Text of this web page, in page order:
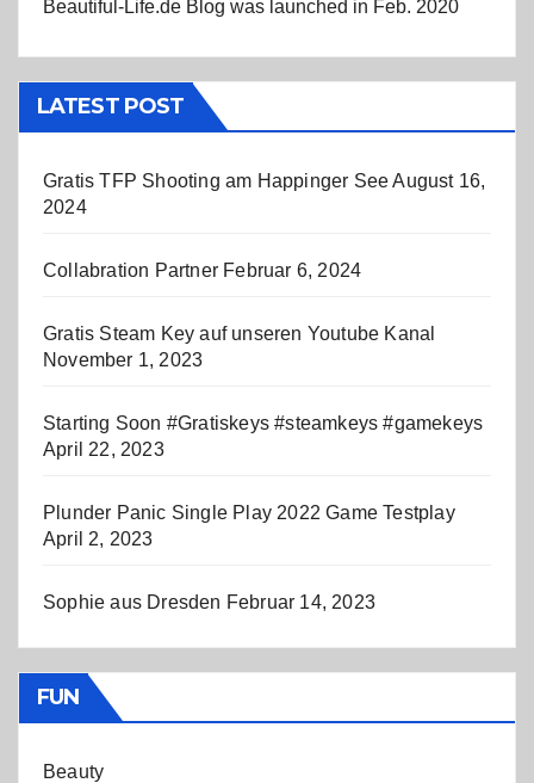
Beautiful-Life.de Blog was launched in Feb. 2020
LATEST POST
Gratis TFP Shooting am Happinger See August 16,
2024
Collabration Partner Februar 6, 2024
Gratis Steam Key auf unseren Youtube Kanal
November 1, 2023
Starting Soon #Gratiskeys #steamkeys #gamekeys
April 22, 2023
Plunder Panic Single Play 2022 Game Testplay
April 2, 2023
Sophie aus Dresden Februar 14, 2023
FUN
Beauty